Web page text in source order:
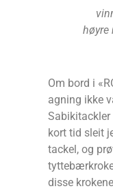
vinneren
høyre
Om bord i
agning ikke
Sabikitackler
kort tid sleit
tackel, og
disse